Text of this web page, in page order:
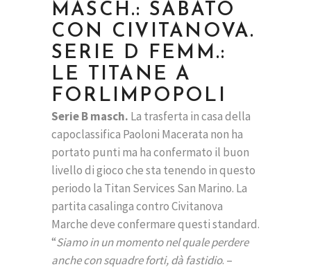
MASCH.: SABATO
CON CIVITANOVA.
SERIE D FEMM.:
LE TITANE A
FORLIMPOPOLI
Serie B masch. La trasferta in casa della
capoclassifica Paoloni Macerata non ha
portato punti ma ha confermato il buon
livello di gioco che sta tenendo in questo
periodo la Titan Services San Marino. La
partita casalinga contro Civitanova
Marche deve confermare questi standard.
“Siamo in un momento nel quale perdere
anche con squadre forti, dà fastidio. –